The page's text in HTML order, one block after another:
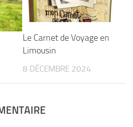
Le Carnet de Voyage en
Limousin
8 DÉCEMBRE 2024